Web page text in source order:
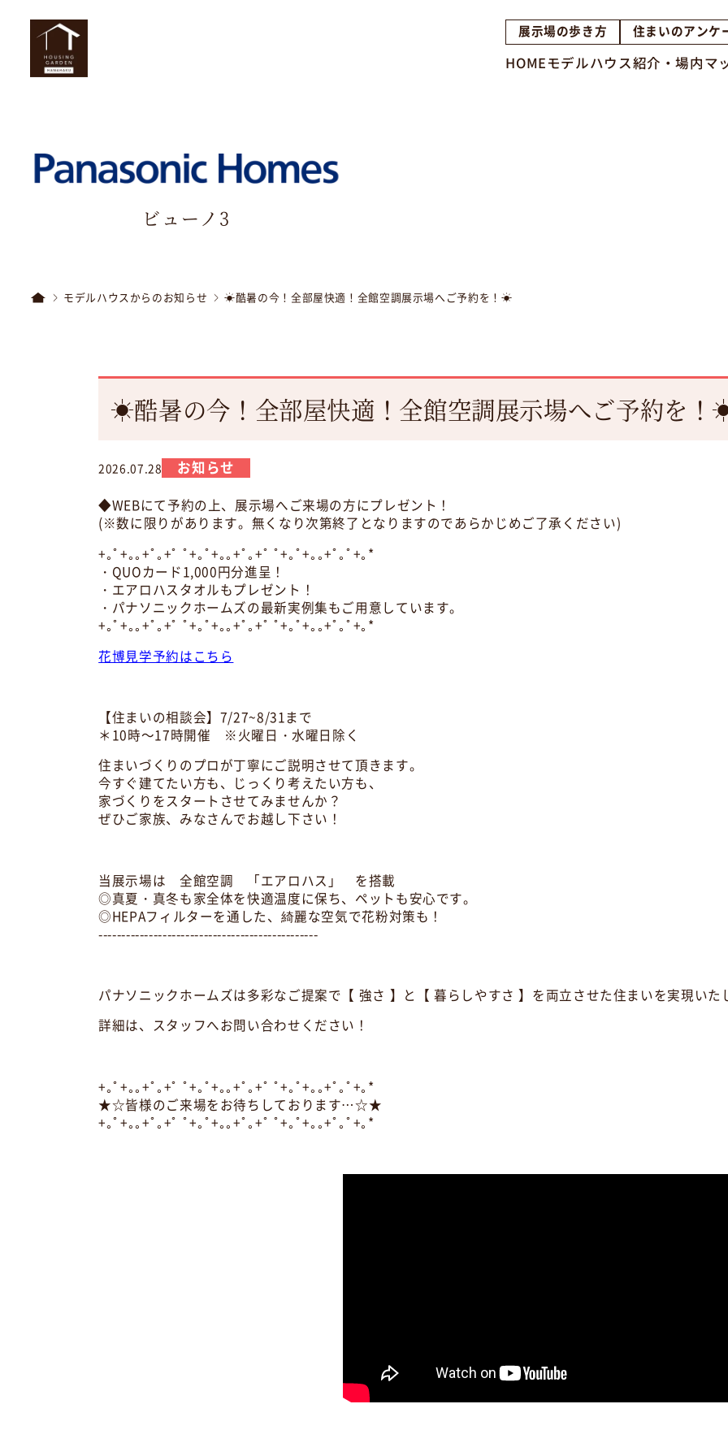
展示場の歩き方 住まいのアンケ
HOMEモデルハウス紹介・場内マ
ビューノ3
モデルハウスからのお知らせ ☀酷暑の今！全部屋快適！全館空調展示場へご予約を！☀
☀酷暑の今！全部屋快適！全館空調展示場へご予約を
2026.07.28 お知らせ
◆WEBにて予約の上、展示場へご来場の方にプレゼント！
(※数に限りがあります。無くなり次第終了となりますのであらかじめご了承ください)
+｡ﾟ+｡｡+ﾟ｡+ﾟ ﾟ+｡ﾟ+｡｡+ﾟ｡+ﾟ ﾟ+｡ﾟ+｡｡+ﾟ｡ﾟ+｡*
・QUOカード1,000円分進呈！
・エアロハスタオルもプレゼント！
・パナソニックホームズの最新実例集もご用意しています。
+｡ﾟ+｡｡+ﾟ｡+ﾟ ﾟ+｡ﾟ+｡｡+ﾟ｡+ﾟ ﾟ+｡ﾟ+｡｡+ﾟ｡ﾟ+｡*
花博見学予約はこちら
【住まいの相談会】7/27~8/31まで
＊10時～17時開催 ※火曜日・水曜日除く
住まいづくりのプロが丁寧にご説明させて頂きます。
今すぐ建てたい方も、じっくり考えたい方も、
家づくりをスタートさせてみませんか？
ぜひご家族、みなさんでお越し下さい！
当展示場は 全館空調 「エアロハス」 を搭載
◎真夏・真冬も家全体を快適温度に保ち、ペットも安心です。
◎HEPAフィルターを通した、綺麗な空気で花粉対策も！
------------------------------------------------
パナソニックホームズは多彩なご提案で【 強さ 】と【 暮らしやすさ 】を両立させた住まいを実現いた
詳細は、スタッフへお問い合わせください！
+｡ﾟ+｡｡+ﾟ｡+ﾟ ﾟ+｡ﾟ+｡｡+ﾟ｡+ﾟ ﾟ+｡ﾟ+｡｡+ﾟ｡ﾟ+｡*
★☆皆様のご来場をお待ちしております…☆★
+｡ﾟ+｡｡+ﾟ｡+ﾟ ﾟ+｡ﾟ+｡｡+ﾟ｡+ﾟ ﾟ+｡ﾟ+｡｡+ﾟ｡ﾟ+｡*